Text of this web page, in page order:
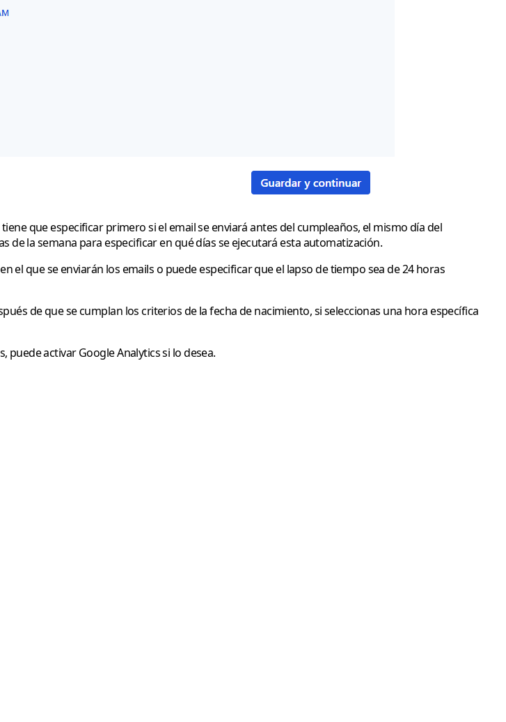
que especificar primero si el email se enviará antes del cumpleaños, el mismo día del
de la semana para especificar en qué días se ejecutará esta automatización.
el que se enviarán los emails o puede especificar que el lapso de tiempo sea de 24 horas
de que se cumplan los criterios de la fecha de nacimiento, si seleccionas una hora específica
activar Google Analytics si lo desea.